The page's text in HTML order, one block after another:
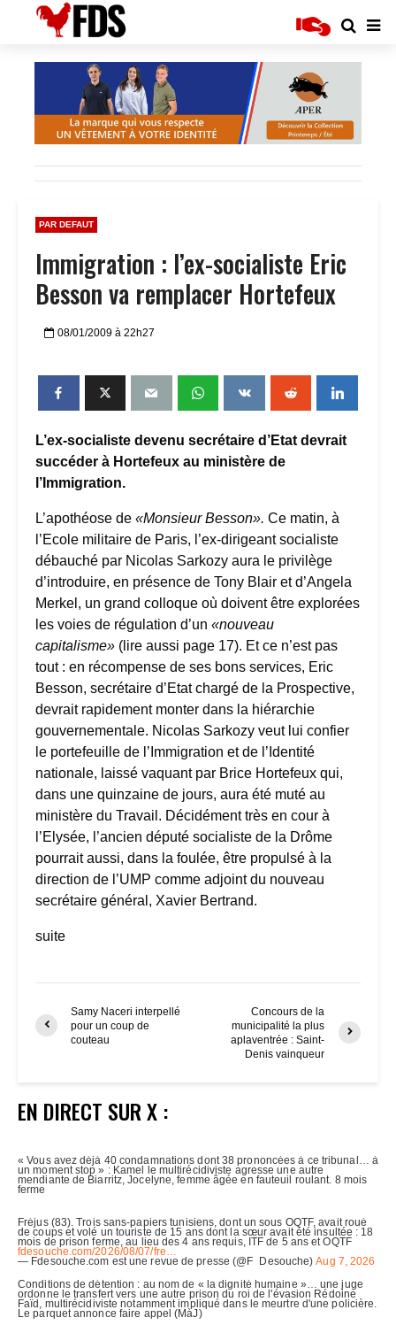
PAR DEFAUT
Immigration : l’ex-socialiste Eric
Besson va remplacer Hortefeux
08/01/2009 à 22h27
L’ex-socialiste devenu secrétaire d’Etat devrait
succéder à Hortefeux au ministère de
l’Immigration.
L’apothéose de «Monsieur Besson». Ce matin, à
l’Ecole militaire de Paris, l’ex-dirigeant socialiste
débauché par Nicolas Sarkozy aura le privilège
d’introduire, en présence de Tony Blair et d’Angela
Merkel, un grand colloque où doivent être explorées
les voies de régulation d’un «nouveau
capitalisme» (lire aussi page 17). Et ce n’est pas
tout : en récompense de ses bons services, Eric
Besson, secrétaire d’Etat chargé de la Prospective,
devrait rapidement monter dans la hiérarchie
gouvernementale. Nicolas Sarkozy veut lui confier
le portefeuille de l’Immigration et de l’Identité
nationale, laissé vaquant par Brice Hortefeux qui,
dans une quinzaine de jours, aura été muté au
ministère du Travail. Décidément très en cour à
l’Elysée, l’ancien député socialiste de la Drôme
pourrait aussi, dans la foulée, être propulsé à la
direction de l’UMP comme adjoint du nouveau
secrétaire général, Xavier Bertrand.
suite
Samy Naceri interpellé
pour un coup de
couteau
Concours de la
municipalité la plus
aplaventrée : Saint-
Denis vainqueur
EN DIRECT SUR X :